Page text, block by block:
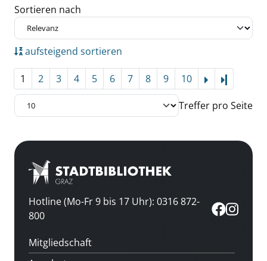
Zu den Suchfiltern springen
Sortieren nach
aufsteigend sortieren
1 2 3 4 5 6 7 8 9 10
Treffer pro Seite
Hotline (Mo-Fr 9 bis 17 Uhr): 0316 872-
800
Mitgliedschaft